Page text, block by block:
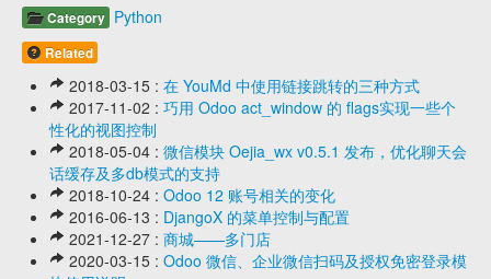
Category Python
Related
2018-03-15 : 在 YouMd 中使用链接跳转的三种方式
2017-11-02 : 巧用 Odoo act_window 的 flags实现一些个
性化的视图控制
2018-05-04 : 微信模块 Oejia_wx v0.5.1 发布，优化聊天会
话缓存及多db模式的支持
2018-10-24 : Odoo 12 账号相关的变化
2016-06-13 : DjangoX 的菜单控制与配置
2021-12-27 : 商城——多门店
2020-03-15 : Odoo 微信、企业微信扫码及授权免密登录模